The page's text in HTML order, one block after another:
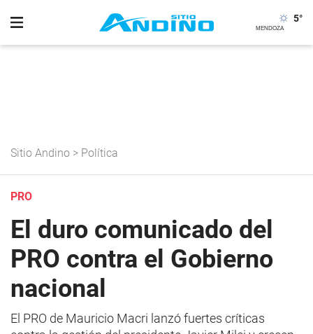
5°
Sitio Andino > Política
PRO
El duro comunicado del
PRO contra el Gobierno
nacional
El PRO de Mauricio Macri lanzó fuertes críticas